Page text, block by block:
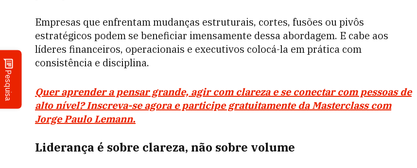
Pesquisa
Empresas que enfrentam mudanças estruturais, cortes, fusões ou pivôs
estratégicos podem se beneficiar imensamente dessa abordagem. E cabe aos
líderes financeiros, operacionais e executivos colocá-la em prática com
consistência e disciplina.
Quer aprender a pensar grande, agir com clareza e se conectar com pessoas de
alto nível? Inscreva-se agora e participe gratuitamente da Masterclass com
Jorge Paulo Lemann.
Liderança é sobre clareza, não sobre volume